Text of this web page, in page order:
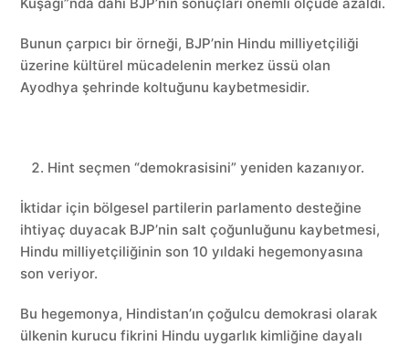
Kuşağı”nda dahi BJP’nin sonuçları önemli ölçüde azaldı.
Bunun çarpıcı bir örneği, BJP’nin Hindu milliyetçiliği
üzerine kültürel mücadelenin merkez üssü olan
Ayodhya şehrinde koltuğunu kaybetmesidir.
Hint seçmen “demokrasisini” yeniden kazanıyor.
İktidar için bölgesel partilerin parlamento desteğine
ihtiyaç duyacak BJP’nin salt çoğunluğunu kaybetmesi,
Hindu milliyetçiliğinin son 10 yıldaki hegemonyasına
son veriyor.
Bu hegemonya, Hindistan’ın çoğulcu demokrasi olarak
ülkenin kurucu fikrini Hindu uygarlık kimliğine dayalı